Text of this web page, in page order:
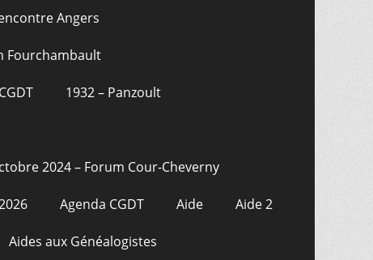
Angers
Fourchambault
1932 – Panzoult
2024 – Forum Cour-Cheverny
Agenda CGDT Aide Aide 2
Aides aux Généalogistes